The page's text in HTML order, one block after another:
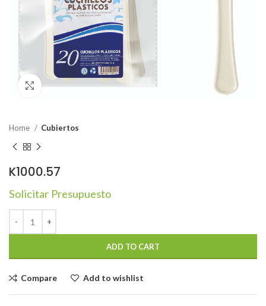
Click to enlarge
Home Cubiertos
K1000.57
Solicitar Presupuesto
ADD TO CART
Compare Add to wishlist